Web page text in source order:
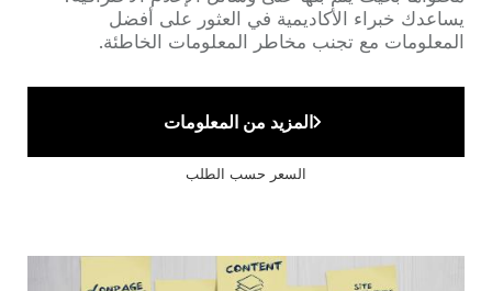
يساعدك خبراء الأكاديمية في العثور على أفضل
المعلومات مع تجنب مخاطر المعلومات الخاطئة.
المزيد من المعلومات
السعر حسب الطلب